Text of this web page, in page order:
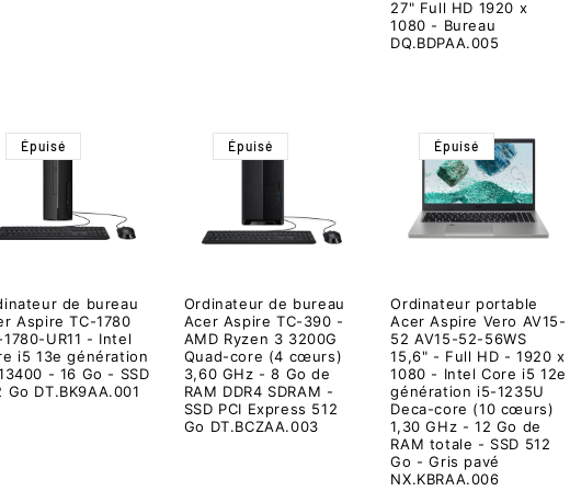
27" Full HD 1920 x
1080 - Bureau
DQ.BDPAA.005
Épuisé
de bureau
Aspire TC-1780
1780-UR11 - Intel
i5 13e génération
- 16 Go - SSD
Go DT.BK9AA.001
Épuisé
Ordinateur de bureau
Acer Aspire TC-390 -
AMD Ryzen 3 3200G
Quad-core (4 cœurs)
3,60 GHz - 8 Go de
RAM DDR4 SDRAM -
SSD PCI Express 512
Go DT.BCZAA.003
Épuisé
Ordinateur portable
Acer Aspire Vero AV15-
52 AV15-52-56WS
15,6" - Full HD - 1920 x
1080 - Intel Core i5 12e
génération i5-1235U
Deca-core (10 cœurs)
1,30 GHz - 12 Go de
RAM totale - SSD 512
Go - Gris pavé
NX.KBRAA.006